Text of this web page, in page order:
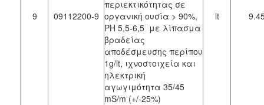
9 09112200-9
περιεκτικότητας σε
οργανική ουσία > 90%,
PH 5,5-6,5 με λίπασμα
βραδείας
αποδέσμευσης περίπου
1g/lt, ιχνοστοιχεία και
ηλεκτρική
αγωγιμότητα 35/45
mS/m (+/-25%)
lt